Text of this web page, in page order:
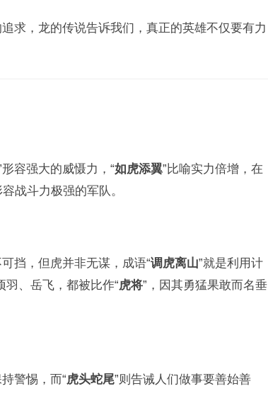
求，龙的传说告诉我们，真正的英雄不仅要有力
形容强大的威慑力，“如虎添翼”比喻实力倍增，在
容战斗力极强的军队。
可挡，但虎并非无谋，成语“调虎离山”就是利用计
、岳飞，都被比作“虎将”，因其勇猛果敢而名垂
警惕，而“虎头蛇尾”则告诫人们做事要善始善